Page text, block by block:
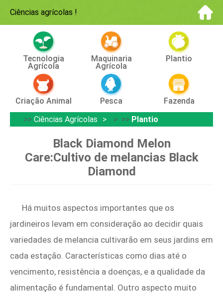
Ciências agrícolas !
Tecnologia
Agrícola
Maquinaria
Agrícola
Plantio
Criação Animal Pesca
Fazenda
>> Ciências Agrícolas > >> Plantio
Black Diamond Melon
Care:Cultivo de melancias Black
Diamond
Há muitos aspectos importantes que os
jardineiros levam em consideração ao decidir quais
variedades de melancia cultivarão em seus jardins em
cada estação. Características como dias até o
vencimento, resistência a doenças, e a qualidade da
alimentação é fundamental. Outro aspecto muito